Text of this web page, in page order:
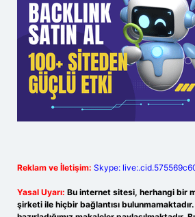
Reklam ve İletişim: Skype:
Yasal Uyarı: Bu internet sitesi, herhangi bir
şirketi ile hiçbir bağlantısı